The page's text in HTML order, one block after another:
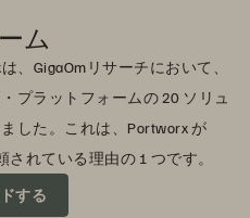
ム
、GigaOmリサーチにおいて、
プラットフォームの 20 ソリュ
した。これは、Portworx が
れている理由の 1 つです。
する